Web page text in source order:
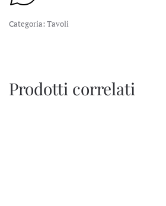
Categoria: Tavoli
Prodotti correlati